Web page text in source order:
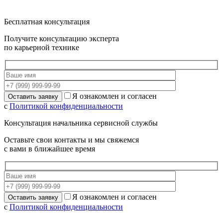
Бесплатная консультация
Получите консультацию эксперта
по карьерной технике
Я ознакомлен и согласен
с Политикой конфиденциальности
Консультация начальника сервисной службы
Оставьте свои контакты и мы свяжемся
с вами в ближайшее время
Я ознакомлен и согласен
с Политикой конфиденциальности